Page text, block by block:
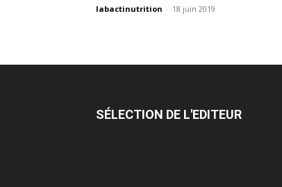
labactinutrition - 18 juin 2019
SÉLECTION DE L'EDITEUR